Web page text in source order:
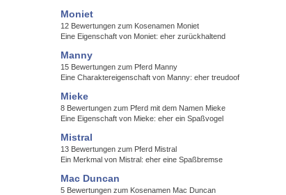
Moniet
12 Bewertungen zum Kosenamen Moniet
Eine Eigenschaft von Moniet: eher zurückhaltend
Manny
15 Bewertungen zum Pferd Manny
Eine Charaktereigenschaft von Manny: eher treudoof
Mieke
8 Bewertungen zum Pferd mit dem Namen Mieke
Eine Eigenschaft von Mieke: eher ein Spaßvogel
Mistral
13 Bewertungen zum Pferd Mistral
Ein Merkmal von Mistral: eher eine Spaßbremse
Mac Duncan
5 Bewertungen zum Kosenamen Mac Duncan